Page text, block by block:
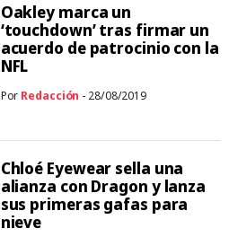
Oakley marca un
‘touchdown’ tras firmar un
acuerdo de patrocinio con la
NFL
Por Redacción - 28/08/2019
Chloé Eyewear sella una
alianza con Dragon y lanza
sus primeras gafas para
nieve